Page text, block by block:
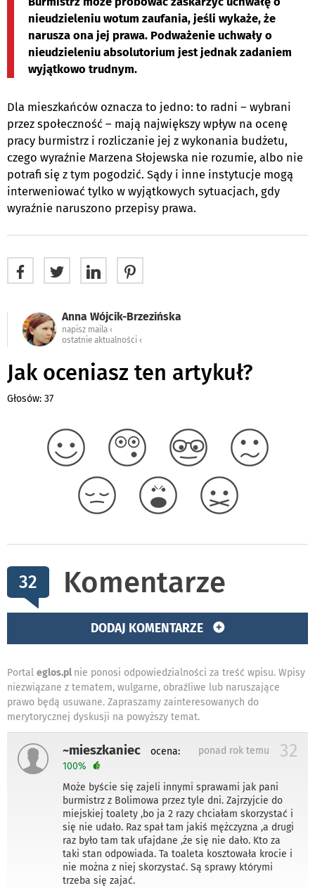
nieudzieleniu wotum zaufania, jeśli wykaże, że
narusza ona jej prawa. Podważenie uchwały o
nieudzieleniu absolutorium jest jednak zadaniem
wyjątkowo trudnym.
Dla mieszkańców oznacza to jedno: to radni – wybrani
przez społeczność – mają największy wpływ na ocenę
pracy burmistrz i rozliczanie jej z wykonania budżetu,
czego wyraźnie Marzena Słojewska nie rozumie, albo nie
potrafi się z tym pogodzić. Sądy i inne instytucje mogą
interweniować tylko w wyjątkowych sytuacjach, gdy
wyraźnie naruszono przepisy prawa.
Anna Wójcik-Brzezińska
napisz maila ‹
ostatnie aktualności ‹
Jak oceniasz ten artykuł?
Głosów: 37
32 Komentarze
DODAJ KOMENTARZE
Portal eglos.pl nie ponosi odpowiedzialności za treść wpisu. Wpisy
niezwiązane z tematem, wulgarne, obraźliwe lub naruszające
prawo będą usuwane. Zapraszamy zainteresowanych do
merytorycznej dyskusji na powyższy temat.
~mieszkaniec 32
ponad rok temu
ocena:
100%
Może byście się zajeli innymi sprawami jak pani
burmistrz z Bolimowa przez tyle dni. Zajrzyjcie do
miejskiej toalety ,bo ja 2 razy chciałam skorzystać i
się nie udało. Raz spał tam jakiś mężczyzna ,a drugi
raz było tam tak ufajdane ,że się nie dało. Kto za
taki stan odpowiada. Ta toaleta kosztowała krocie i
nie można z niej skorzystać. Są sprawy którymi
trzeba się zajać.